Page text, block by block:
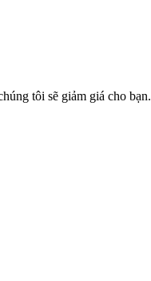
tôi sẽ giảm giá cho bạn.